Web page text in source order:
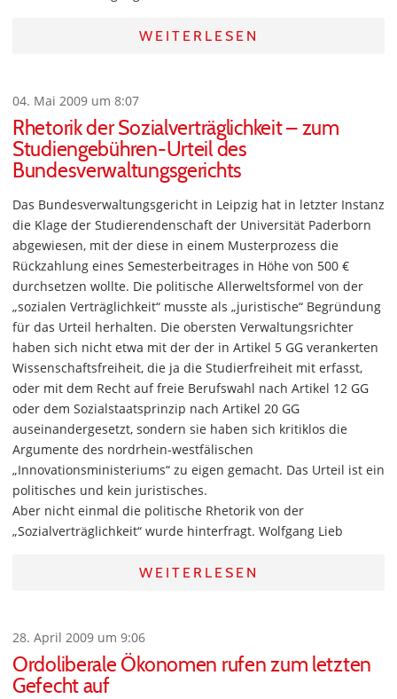
WEITERLESEN
04. Mai 2009 um 8:07
Rhetorik der Sozialverträglichkeit – zum
Studiengebühren-Urteil des
Bundesverwaltungsgerichts
Das Bundesverwaltungsgericht in Leipzig hat in letzter Instanz
die Klage der Studierendenschaft der Universität Paderborn
abgewiesen, mit der diese in einem Musterprozess die
Rückzahlung eines Semesterbeitrages in Höhe von 500 €
durchsetzen wollte. Die politische Allerweltsformel von der
„sozialen Verträglichkeit“ musste als „juristische“ Begründung
für das Urteil herhalten. Die obersten Verwaltungsrichter
haben sich nicht etwa mit der der in Artikel 5 GG verankerten
Wissenschaftsfreiheit, die ja die Studierfreiheit mit erfasst,
oder mit dem Recht auf freie Berufswahl nach Artikel 12 GG
oder dem Sozialstaatsprinzip nach Artikel 20 GG
auseinandergesetzt, sondern sie haben sich kritiklos die
Argumente des nordrhein-westfälischen
„Innovationsministeriums“ zu eigen gemacht. Das Urteil ist ein
politisches und kein juristisches.
Aber nicht einmal die politische Rhetorik von der
„Sozialverträglichkeit“ wurde hinterfragt. Wolfgang Lieb
WEITERLESEN
28. April 2009 um 9:06
Ordoliberale Ökonomen rufen zum letzten
Gefecht auf